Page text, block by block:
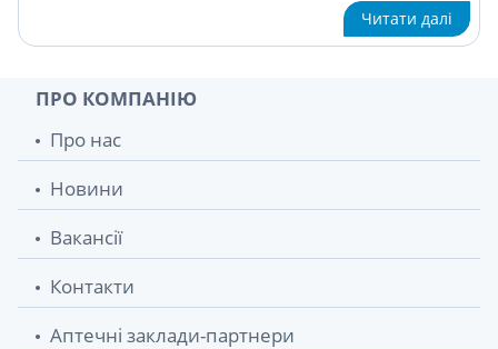
Читати далі
ПРО КОМПАНІЮ
Про нас
Новини
Вакансії
Контакти
Аптечні заклади-партнери